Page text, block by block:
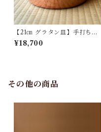
【21㎝ グラタン皿】手打ち銅
製
¥18,700
その他の商品